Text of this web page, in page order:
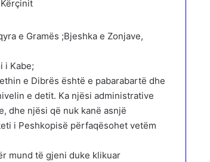
e Gramës ;Bjeshka e Zonjave,
i Kabe;
e Dibrës është e pabarabartë dhe
e detit. Ka njësi administrative
dhe njësi që nuk kanë asnjë
i Peshkopisë përfaqësohet vetëm
mund të gjeni duke klikuar